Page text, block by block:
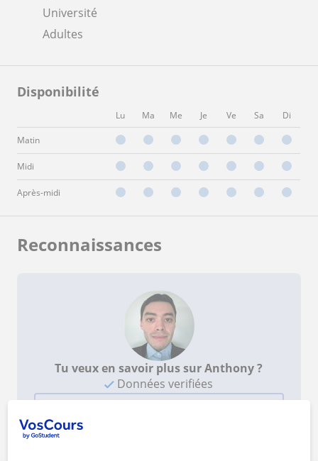
Université
Adultes
Disponibilité
Lu Ma Me Je Ve Sa Di
Matin
Midi
Après-midi
Reconnaissances
Tu veux en savoir plus sur Anthony ?
Données verifiées